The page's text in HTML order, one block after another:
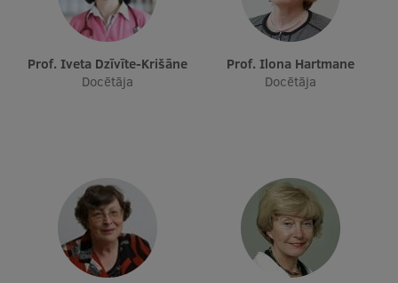
Prof. Iveta Dzīvīte-Krišāne
Docētāja
Prof. Ilona Hartmane
Docētāja